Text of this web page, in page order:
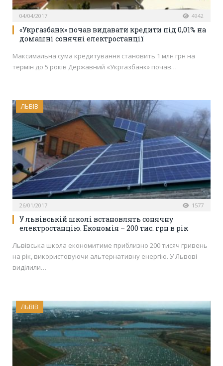
04/04/2017 4942
«Укргазбанк» почав видавати кредити під 0,01% на
домашні сонячні електростанції
Максимальна сума кредитування становить 1 млн грн на
термін до 5 років Державний «Укргазбанк» почав…
ЛЬВІВ
26/01/2017 1577
У львівській школі встановлять сонячну
електростанцію. Економія – 200 тис. грн в рік
Львівська школа економитиме приблизно 200 тисяч гривень
на рік, використовуючи альтернативну енергію. У Львові
виділили…
ЛЬВІВ